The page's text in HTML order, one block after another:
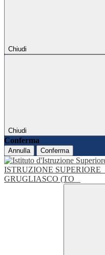
Chiudi
Chiudi
Conferma
Annulla Conferma
ISTRUZIONE SUPERIORE
GRUGLIASCO (TO